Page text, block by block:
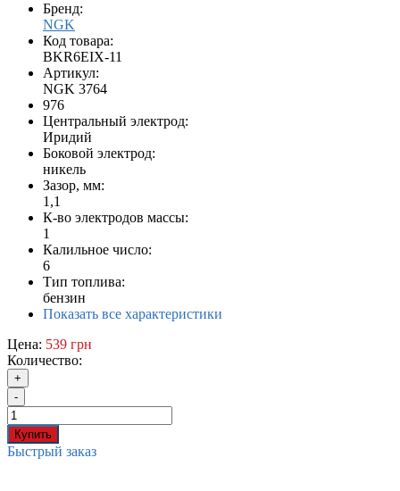
Бренд:
NGK
Код товара:
BKR6EIX-11
Артикул:
NGK 3764
976
Центральный электрод:
Иридий
Боковой электрод:
никель
Зазор, мм:
1,1
К-во электродов массы:
1
Калильное число:
6
Тип топлива:
бензин
Показать все характеристики
Цена: 539 грн
Количество:
+
-
Купить
Быстрый заказ